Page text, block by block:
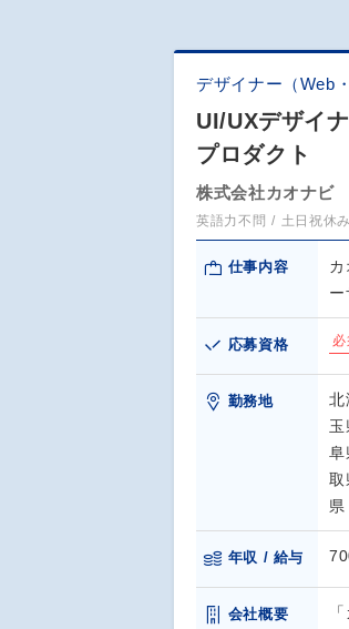
デザイナー（Web
UI/UXデザイ
プロダクト
株式会社カオナビ
英語力不問 土日祝休み
仕事内容
応募資格
勤務地
北
阜
取
年収 / 給与
会社概要